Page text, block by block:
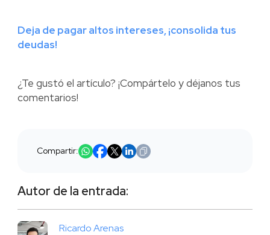
Deja de pagar altos intereses, ¡consolida tus
deudas!
¿Te gustó el artículo? ¡Compártelo y déjanos tus
comentarios!
Compartir:
Autor de la entrada:
Ricardo Arenas